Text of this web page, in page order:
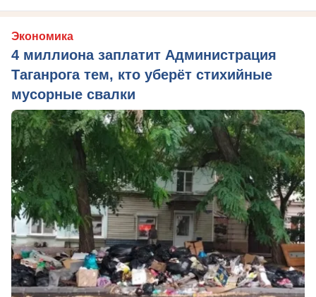
Экономика
4 миллиона заплатит Администрация
Таганрога тем, кто уберёт стихийные
мусорные свалки